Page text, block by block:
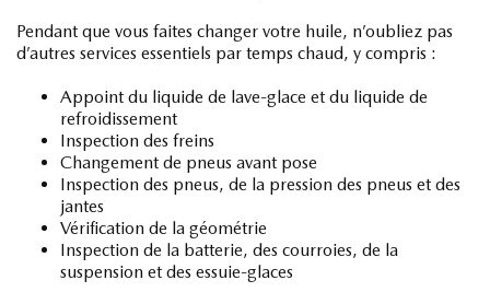
Pendant que vous faites changer votre huile, n’oubliez pas
d’autres services essentiels par temps chaud, y compris :
Appoint du liquide de lave-glace et du liquide de
refroidissement
Inspection des freins
Changement de pneus avant pose
Inspection des pneus, de la pression des pneus et des
jantes
Vérification de la géométrie
Inspection de la batterie, des courroies, de la
suspension et des essuie-glaces